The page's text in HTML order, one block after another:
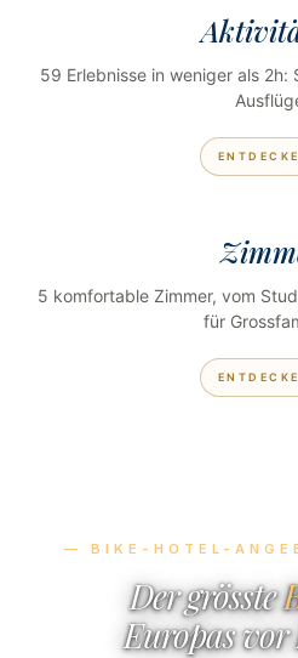
59 Erlebnisse in weniger als 2h:
5 komfortable Zimmer, vom
für
— BIKE-HOTEL-
Der grösste
Europas